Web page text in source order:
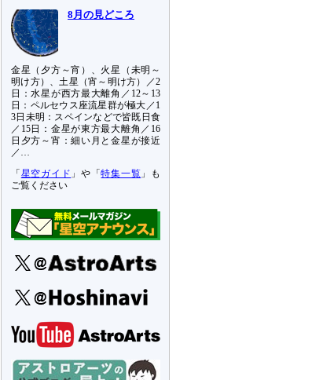
8月の見どころ
金星（夕方～宵）、火星（未明～
明け方）、土星（宵～明け方）／2
日：水星が西方最大離角／12～13
日：ペルセウス座流星群が極大／1
3日未明：スペインなどで皆既日食
／15日：金星が東方最大離角／16
日夕方～宵：細い月と金星が接近
／…
「 星空ガイド 」や「特集一覧 」も
ご覧ください